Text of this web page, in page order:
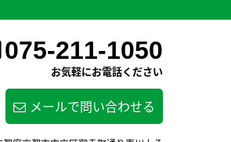
075-211-1050
お気軽にお電話ください
メールで問い合わせる